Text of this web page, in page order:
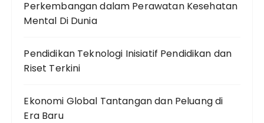
Perkembangan dalam Perawatan Kesehatan
Mental Di Dunia
Pendidikan Teknologi Inisiatif Pendidikan dan
Riset Terkini
Ekonomi Global Tantangan dan Peluang di
Era Baru